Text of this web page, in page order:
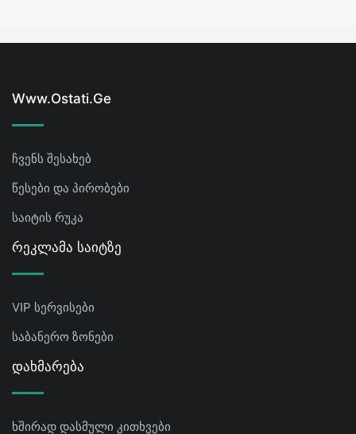
Www.ostati.ge
ჩვენს შესახებ
წესები და პირობები
საიტის რუკა
Რეკლამა Საიტზე
VIP სერვისები
საბანერო ზონები
Დახმარება
ხშირად დასმული კითხვები